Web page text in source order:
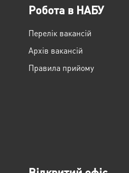
Робота в НАБУ
Перелік вакансій
Архів вакансій
Правила прийому